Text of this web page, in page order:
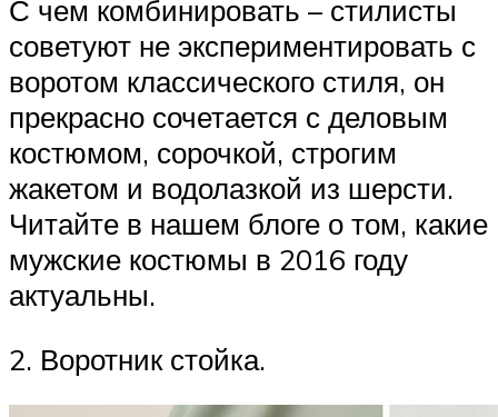
С чем комбинировать – стилисты
советуют не экспериментировать с
воротом классического стиля, он
прекрасно сочетается с деловым
костюмом, сорочкой, строгим
жакетом и водолазкой из шерсти.
Читайте в нашем блоге о том, какие
мужские костюмы в 2016 году
актуальны.
2. Воротник стойка.